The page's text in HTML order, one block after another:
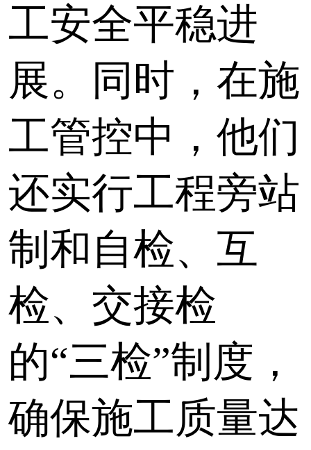
工安全平稳进
展。同时，在施
工管控中，他们
还实行工程旁站
制和自检、互
检、交接检
的“三检”制度，
确保施工质量达